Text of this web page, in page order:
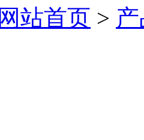
网站首页 >